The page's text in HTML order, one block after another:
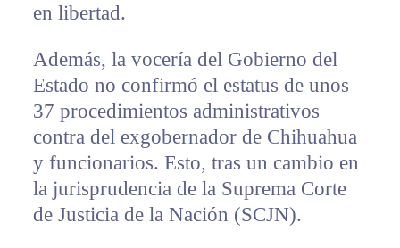
en libertad.
Además, la vocería del Gobierno del
Estado no confirmó el estatus de unos
37 procedimientos administrativos
contra del exgobernador de Chihuahua
y funcionarios. Esto, tras un cambio en
la jurisprudencia de la Suprema Corte
de Justicia de la Nación (SCJN).